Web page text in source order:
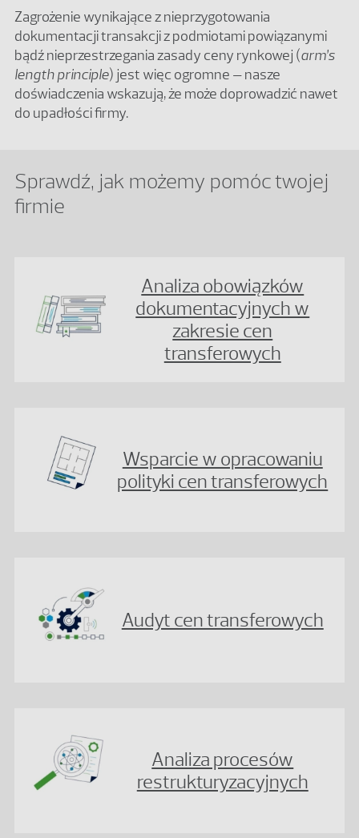
Zagrożenie wynikające z nieprzygotowania
dokumentacji transakcji z podmiotami powiązanymi
bądź nieprzestrzegania zasady ceny rynkowej (arm’s
length principle) jest więc ogromne – nasze
doświadczenia wskazują, że może doprowadzić nawet
do upadłości firmy.
Sprawdź, jak możemy pomóc twojej
firmie
Analiza obowiązków
dokumentacyjnych w
zakresie cen
transferowych
Wsparcie w opracowaniu
polityki cen transferowych
Audyt cen transferowych
Analiza procesów
restrukturyzacyjnych